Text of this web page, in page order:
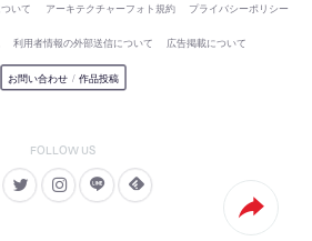
いて アーキテクチャーフォト規約 プライバシーポリシー
利用者情報の外部送信について 広告掲載について
お問い合わせ / 作品投稿